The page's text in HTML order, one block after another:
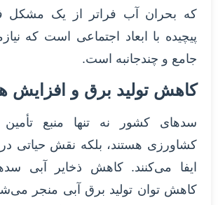
که بحران آب فراتر از یک مشکل
پیچیده با ابعاد اجتماعی است که
جامع و چندجانبه است.
کاهش تولید برق و افزایش
سدهای کشور نه تنها منبع
کشاورزی هستند، بلکه نقش حیاتی در
ایفا می‌کنند. کاهش ذخایر آبی
کاهش توان تولید برق آبی منجر